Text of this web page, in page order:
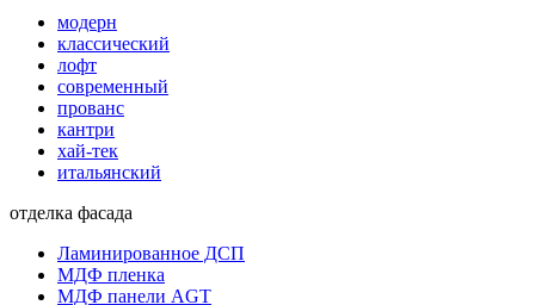
модерн
классический
лофт
современный
прованс
кантри
хай-тек
итальянский
отделка фасада
Ламинированное ДСП
МДФ пленка
МДФ панели AGT